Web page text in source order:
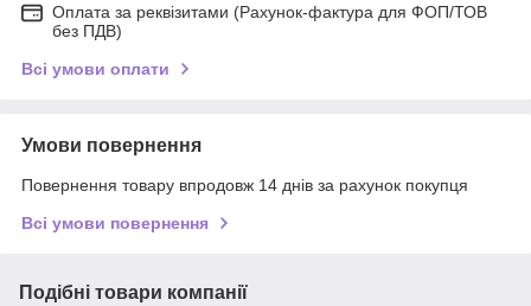
Оплата за реквізитами (Рахунок-фактура для ФОП/ТОВ
без ПДВ)
Всі умови оплати
Умови повернення
Повернення товару впродовж 14 днів за рахунок покупця
Всі умови повернення
Подібні товари компанії